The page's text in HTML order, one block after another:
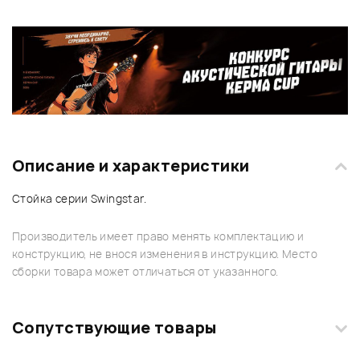
Описание и характеристики
Стойка серии Swingstar.
Производитель имеет право менять комплектацию и
конструкцию, не внося изменения в инструкцию. Место
сборки товара может отличаться от указанного.
Сопутствующие товары